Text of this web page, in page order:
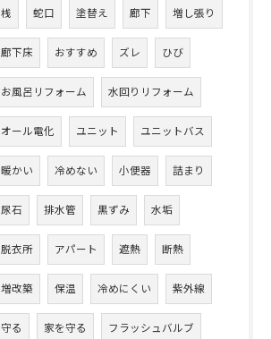
桟 蛇口 塗替え 廊下 増し張り
廊下床 おすすめ ズレ ひび
お風呂リフォーム 水回りリフォーム
オール電化 ユニット ユニットバス
暖かい 冷めない 小便器 詰まり
尿石 排水管 黒ずみ 水垢
脱衣所 アパート 遮熱 断熱
増改築 保温 冷めにくい 紫外線
守る 家を守る フラッシュバルブ